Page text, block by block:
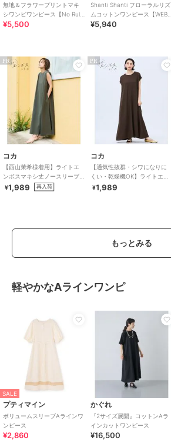
無地＆フラワープリントマキ
シワンピワンピース【No Rule
No Line】
¥5,500
Shanti Shanti フローラルリズ
ムコットンワンピース【WEB
限定】
¥5,940
PR
コカ
【西山茉希様着用】ライトエ
ンボスマキシ丈ノースリーブ
ワンピース 全4色 / シワになり
¥1,989 再入荷
PR
コカ
【通気性抜群・シワになりに
くい・乾燥機OK】ライトエン
ボスマキシロールアップワン
¥1,989
もっとみる
軽やかなAラインワンピ
SALE
プティマイン
ボリュームスリーブAラインワ
ンピース
¥2,860
かぐれ
『2サイズ展開』コットンAラ
インカットワンピース
¥16,500